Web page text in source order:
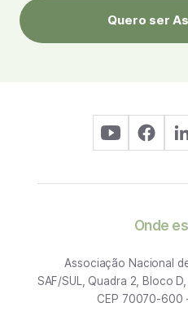
Quero ser
Onde
Associação Nacional
SAF/SUL, Quadra 2, Bloco
CEP 70070-600